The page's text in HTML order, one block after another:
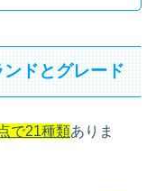
ドとグレード
で21種類ありま